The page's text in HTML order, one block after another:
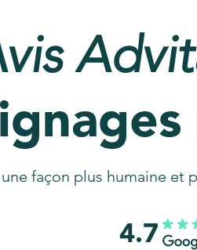
?
notre FAQ
façon plus humaine et
4.7